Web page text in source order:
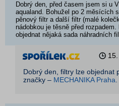
Dobrý den, před časem jsem si u
aqualand. Bohužel po 2 měsících
pěnový filtr a další filtr (malé
nádobkou je těsně před
objednat nějaká sada náhradních
Dobrý den, filtry lze objednat
značky – MECHANIKA Praha